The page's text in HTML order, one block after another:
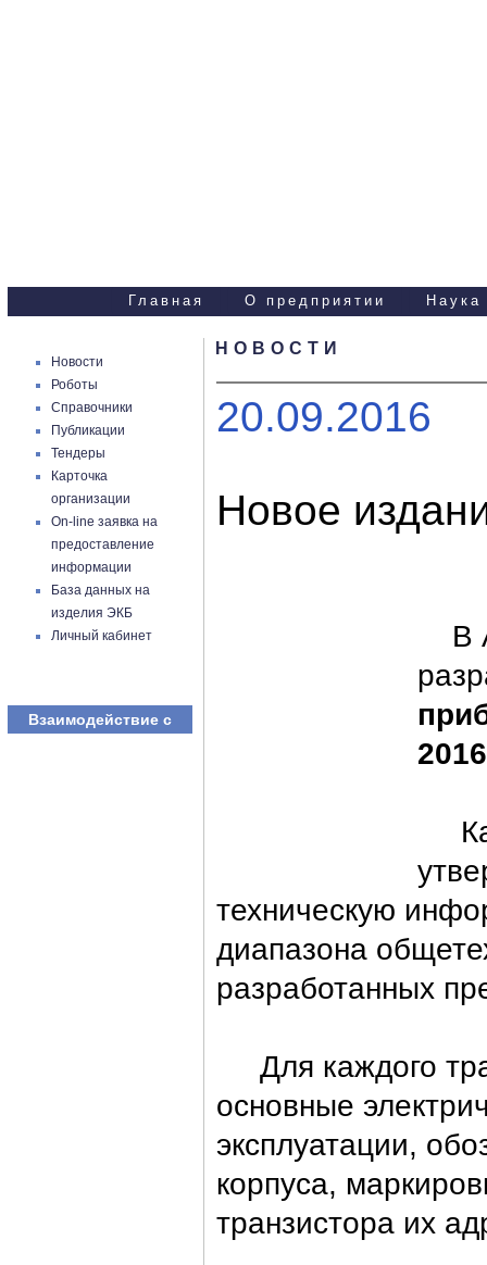
Главная О предприятии Наука
Новости
Роботы
Справочники
Публикации
Тендеры
Карточка
организации
On-line заявка на
предоставление
информации
База данных на
изделия ЭКБ
Личный кабинет
Взаимодействие с
НОВОСТИ
20.09.2016
Новое
В
техническую
диапазона
разработанных
Для каждого
основные
эксплуатации,
корпуса,
транзистора их